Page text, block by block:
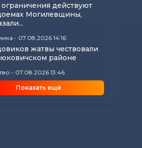
действуют
Могилевщины,
- 07.08.2026 14:16
жатвы чествовали
районе
- 07.08.2026 13:46
Могилевской области
начальник
Показать ещё